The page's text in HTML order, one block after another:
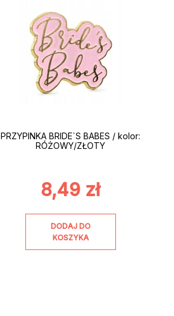
PRZYPINKA BRIDE`S BABES / kolor:
RÓŻOWY/ZŁOTY
8,49 zł
DODAJ DO
KOSZYKA